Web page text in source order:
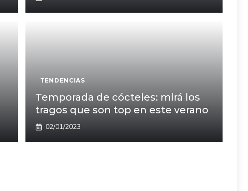
TENDENCIAS
Temporada de cócteles: mirá los
tragos que son top en este verano
02/01/2023